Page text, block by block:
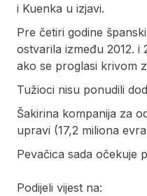
i Kuenka u izjavi.
Pre četiri godine
ostvarila između 2012.
ako se proglasi krivom
Tužioci nisu ponudili
Šakirina kompanija za
upravi (17,2 miliona
Pevačica sada očekuje
Podijeli vijest na: